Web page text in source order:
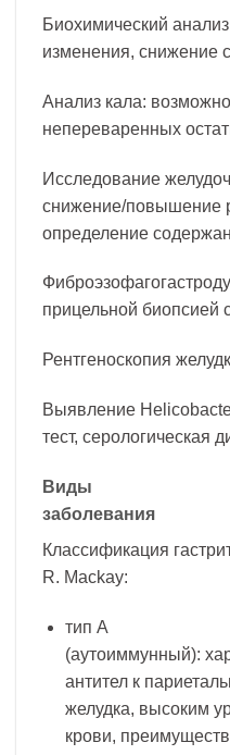
Биохимический
изменения, снижение
Анализ кала:
непереваренных
Исследование
снижение/повышение
определение
прицельной биопсией
Рентгеноскопия
Выявление
тест, серологическая
Виды
заболевания
Классификация
R. Mackay:
тип А
(аутоиммунный):
антител к
желудка, высоким
крови,